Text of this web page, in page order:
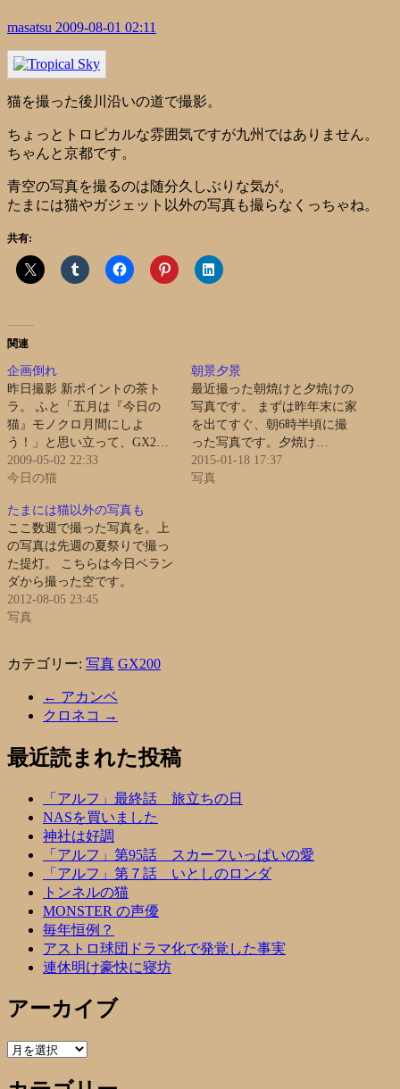
masatsu 2009-08-01 02:11
猫を撮った後川沿いの道で撮影。
ちょっとトロピカルな雰囲気ですが九州ではありません。
ちゃんと京都です。
青空の写真を撮るのは随分久しぶりな気が。
たまには猫やガジェット以外の写真も撮らなくっちゃね。
共有:
関連
企画倒れ
昨日撮影 新ポイントの茶ト
ラ。 ふと「五月は『今日の
猫』モノクロ月間にしよ
う！」と思い立って、GX2…
2009-05-02 22:33
今日の猫
朝景夕景
最近撮った朝焼けと夕焼けの
写真です。 まずは昨年末に家
を出てすぐ、朝6時半頃に撮
った写真です。夕焼け…
2015-01-18 17:37
写真
たまには猫以外の写真も
ここ数週で撮った写真を。上
の写真は先週の夏祭りで撮っ
た提灯。 こちらは今日ベラン
ダから撮った空です。
2012-08-05 23:45
写真
カテゴリー: 写真 GX200
← アカンベ
クロネコ →
最近読まれた投稿
「アルフ」最終話 旅立ちの日
NASを買いました
神社は好調
「アルフ」第95話 スカーフいっぱいの愛
「アルフ」第７話 いとしのロンダ
トンネルの猫
MONSTER の声優
毎年恒例？
アストロ球団ドラマ化で発覚した事実
連休明け豪快に寝坊
アーカイブ
ア